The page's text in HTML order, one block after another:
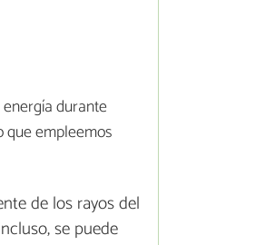
durante
que empleemos
de los rayos del
se puede